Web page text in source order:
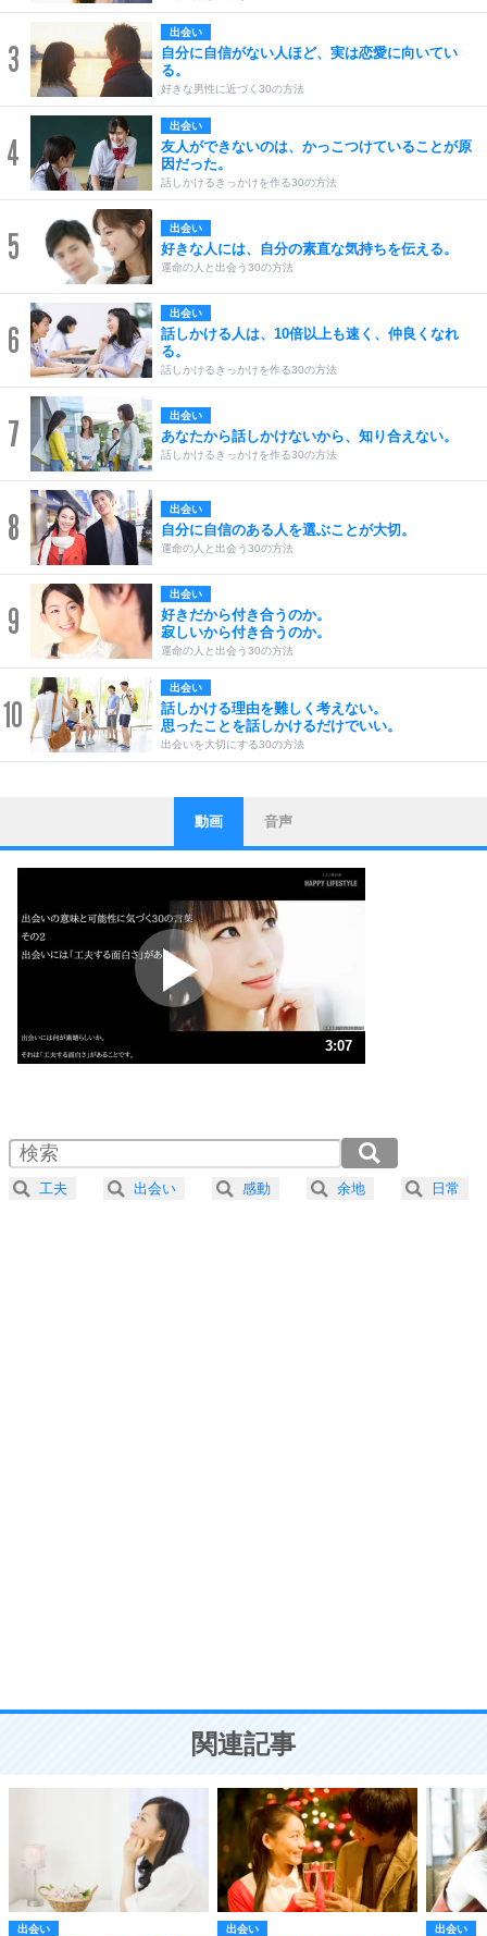
3
出会い
自分に自信がない人ほど、実は恋愛に向いてい
る。
好きな男性に近づく30の方法
4
出会い
友人ができないのは、かっこつけていることが原
因だった。
話しかけるきっかけを作る30の方法
5 出会い
好きな人には、自分の素直な気持ちを伝える。
運命の人と出会う30の方法
6
出会い
話しかける人は、10倍以上も速く、仲良くなれ
る。
話しかけるきっかけを作る30の方法
7 出会い
あなたから話しかけないから、知り合えない。
話しかけるきっかけを作る30の方法
8 出会い
自分に自信のある人を選ぶことが大切。
運命の人と出会う30の方法
9
出会い
好きだから付き合うのか。
寂しいから付き合うのか。
運命の人と出会う30の方法
10
出会い
話しかける理由を難しく考えない。
思ったことを話しかけるだけでいい。
出会いを大切にする30の方法
1
ストレス対策
他人と比べない。
いっそのこと、他人を見ない。
いらいらしない人になる30の方法
プラス思考
ポジティブになれない原因は、行動しないから。
ポジティブ思考になる30の方法
ストレス対策
人生、なんとかなるもの。
気楽に生きる30の方法
4 器の大きい人は、怒りを優しさで表現する。
ことが大切。
動画 音声
3:07
2.0倍速 （368KB 1分33秒）
2.5倍速 （294KB 1分15秒）
3.0倍速 （246KB 1分2秒）
工夫 出会い 感動 余地 日常
関連記事
出会い 出会い 出会い